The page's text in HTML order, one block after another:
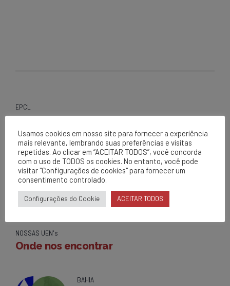
EPCL
Matriz
Av. Centenário, 1420
Brumado - BA
0800 284 2269
contato@epcl.com.br
NOSSAS UEN's
Onde nos encontrar
BAHIA
Usamos cookies em nosso site para fornecer a experiência
mais relevante, lembrando suas preferências e visitas
repetidas. Ao clicar em “ACEITAR TODOS”, você concorda
com o uso de TODOS os cookies. No entanto, você pode
visitar "Configurações de cookies" para fornecer um
consentimento controlado.
Configurações do Cookie ACEITAR TODOS